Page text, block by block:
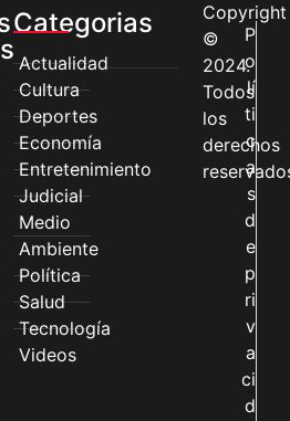
MUJERES
A
CANALES
EN
EN
SUS
Categorias
Actualidad
Cultura
Deportes
Economía
Entretenimiento
Judicial
Medio
Ambiente
Política
Salud
Tecnología
Videos
Copyright
©
2024.
Todos
los
derechos
P
o
lí
ti
c
a
s
d
e
p
ri
v
a
ci
d